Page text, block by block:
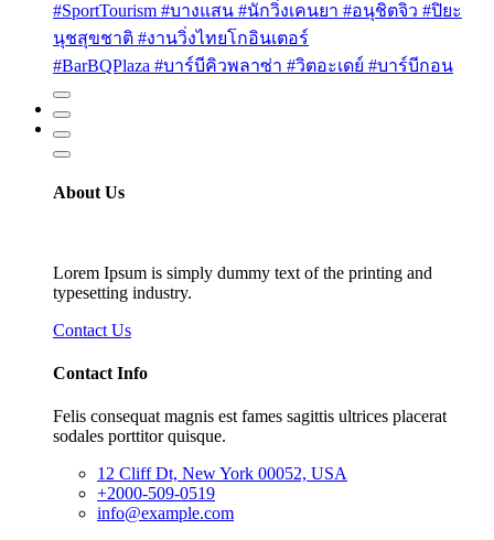
#SportTourism #บางแสน #นักวิ่งเคนยา #อนุชิตจิว #ปิยะ
นุชสุขชาติ #งานวิ่งไทยโกอินเตอร์
#BarBQPlaza #บาร์บีคิวพลาซ่า #วิตอะเดย์ #บาร์บีกอน
About Us
Lorem Ipsum is simply dummy text of the printing and
typesetting industry.
Contact Us
Contact Info
Felis consequat magnis est fames sagittis ultrices placerat
sodales porttitor quisque.
12 Cliff Dt, New York 00052, USA
+2000-509-0519
info@example.com